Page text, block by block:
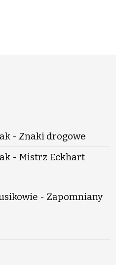
- Znaki drogowe
- Mistrz Eckhart
- Zapomniany